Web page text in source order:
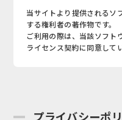
当サイトより提供されるソ
する権利者の著作物です。
ご利用の際は、当該ソフト
ライセンス契約に同意して
プライバシーポ